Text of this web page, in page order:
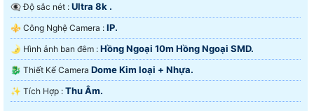
👁️‍🗨 Độ sắc nét : Ultra 8k .
⚜️ Công Nghệ Camera : IP.
🌛 Hình ảnh ban đêm : Hồng Ngoại 10m Hồng Ngoại SMD.
🐉️ Thiết Kế Camera Dome Kim loại + Nhựa.
️✨ Tích Hợp : Thu Âm.